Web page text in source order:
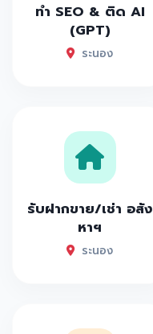
ทำ SEO & ติด AI
(GPT)
ระนอง
รับฝากขาย/เช่า อสัง
หาฯ
ระนอง